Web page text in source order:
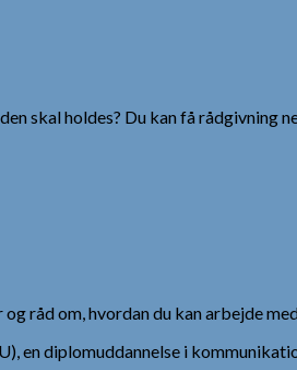
skal holdes? Du kan få rådgivning
råd om, hvordan du kan arbejde
en diplomuddannelse i